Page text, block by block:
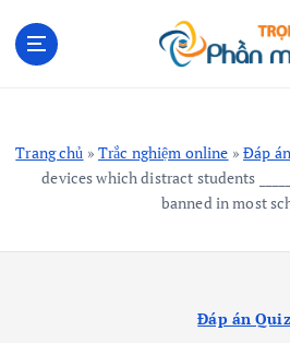
Trang chủ »Trắc nghiệm online » Đáp
devices which distract students
banned in most
Đáp án Quiz